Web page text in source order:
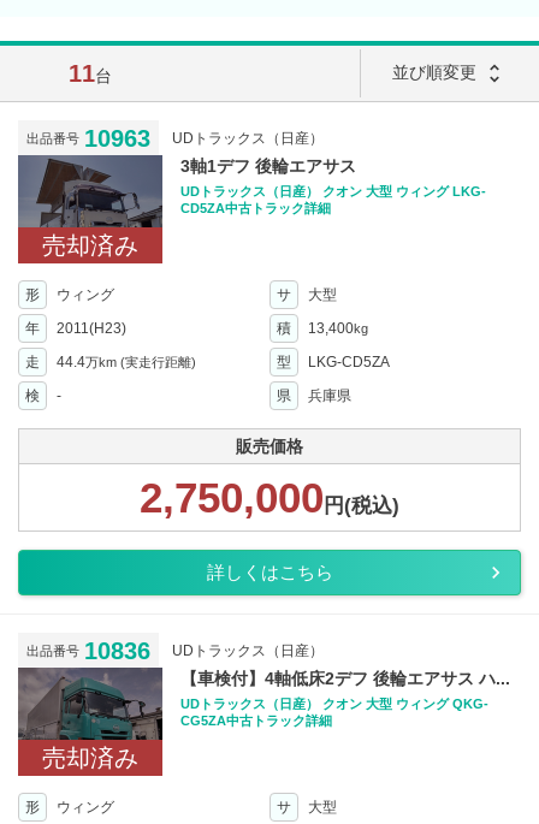
11台 並び順変更 unfold_more
出品番号 10963 UDトラックス（日産）
売却済み
3軸1デフ 後輪エアサス
UDトラックス（日産） クオン 大型 ウィング LKG-
CD5ZA中古トラック詳細
形 ウィング サ
大型
年
2011(H23) 積 13,400kg
走 44.4万km (実走行距離) 型
LKG-CD5ZA
検
- 県 兵庫県
販売価格
2,750,000 円(税込)
詳しくはこちら
出品番号 10836 UDトラックス（日産）
売却済み
【車検付】4軸低床2デフ 後輪エアサス ハ...
UDトラックス（日産） クオン 大型 ウィング QKG-
CG5ZA中古トラック詳細
形 ウィング サ
大型